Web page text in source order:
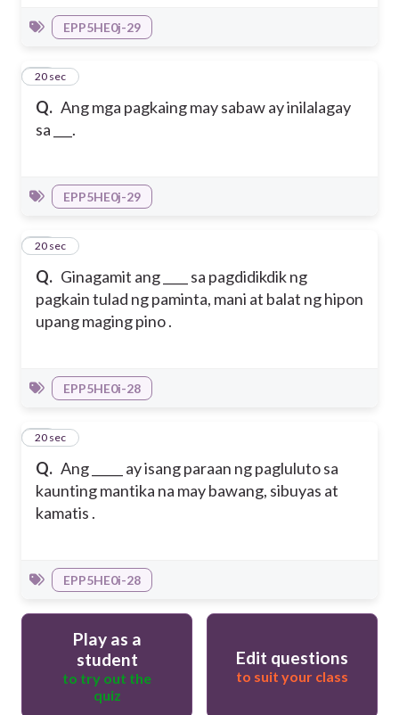
EPP5HE0j-29
Q. Ang mga pagkaing may sabaw ay inilalagay
sa ___.
28
20 sec
EPP5HE0j-29
Q. Ginagamit ang ____ sa pagdidikdik ng
pagkain tulad ng paminta, mani at balat ng hipon
upang maging pino .
29
20 sec
EPP5HE0i-28
Q. Ang _____ ay isang paraan ng pagluluto sa
kaunting mantika na may bawang, sibuyas at
kamatis .
30
20 sec
EPP5HE0i-28
Play as a
student
to try out the
quiz
Edit questions
to suit your class